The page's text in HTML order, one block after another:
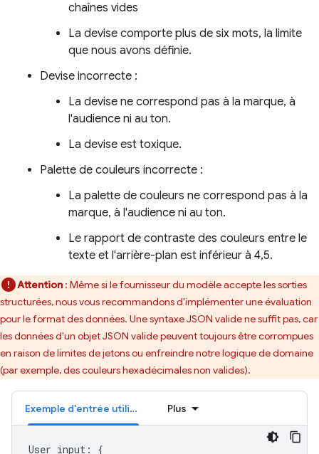
chaînes vides
La devise comporte plus de six mots, la limite
que nous avons définie.
Devise incorrecte :
La devise ne correspond pas à la marque, à
l'audience ni au ton.
La devise est toxique.
Palette de couleurs incorrecte :
La palette de couleurs ne correspond pas à la
marque, à l'audience ni au ton.
Le rapport de contraste des couleurs entre le
texte et l'arrière-plan est inférieur à 4,5.
Attention : Même si le fournisseur du modèle accepte les sorties
structurées, nous vous recommandons d'implémenter une évaluation
pour le format des données. Une syntaxe JSON valide ne suffit pas, car
les données d'un objet JSON valide peuvent toujours être corrompues
en raison de limites de jetons ou enfreindre notre logique de domaine
(par exemple, des couleurs hexadécimales non valides).
Exemple d'entrée utilisateur Plus
User input: {